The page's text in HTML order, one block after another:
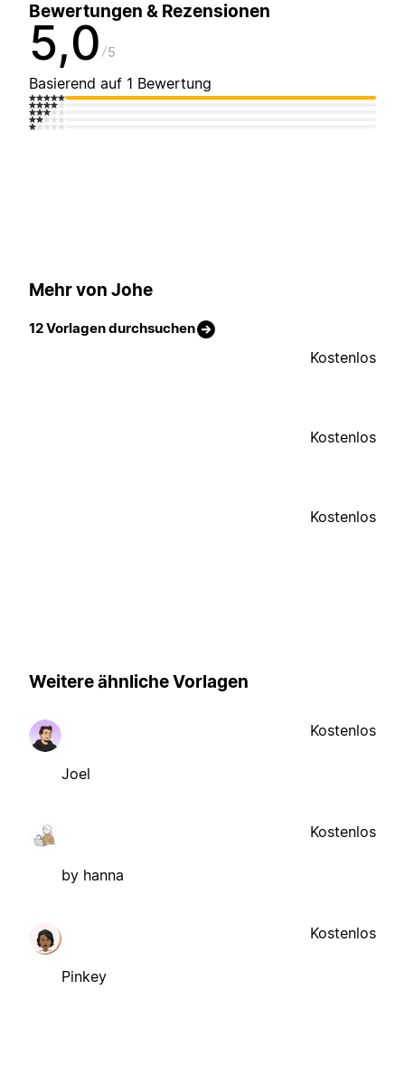
Bewertungen & Rezensionen
5,0 5
Basierend auf 1 Bewertung
Mehr von Johe
12 Vorlagen durchsuchen
Kostenlos
Kostenlos
Kostenlos
Weitere ähnliche Vorlagen
Joel
Kostenlos
by hanna
Kostenlos
Pinkey
Kostenlos